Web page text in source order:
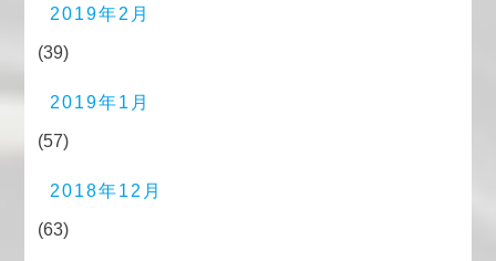
2019年2月
(39)
2019年1月
(57)
2018年12月
(63)